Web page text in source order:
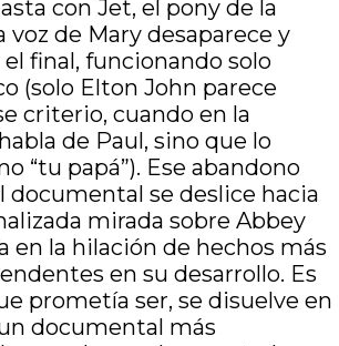
con Jet, el pony de la
voz de Mary desaparece y
final, funcionando solo
(solo Elton John parece
criterio, cuando en la
de Paul, sino que lo
“tu papá”). Ese abandono
documental se deslice hacia
mirada sobre Abbey
en la hilación de hechos más
en su desarrollo. Es
prometía ser, se disuelve en
documental más